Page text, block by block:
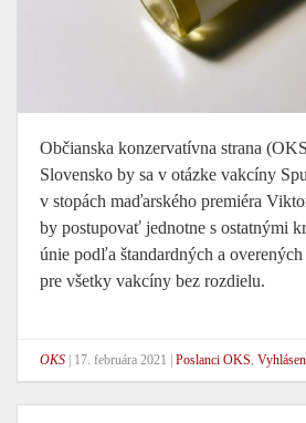
Občianska konzervatívna strana
Slovensko by sa v otázke vakcíny
v stopách maďarského premiéra
by postupovať jednotne s ostatnými
únie podľa štandardných a
pre všetky vakcíny bez rozdielu.
OKS 17. februára 2021 Poslanci OKS,